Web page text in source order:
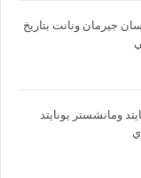
جيرمان ونانت بتاريخ
ومانشستر يونايتد